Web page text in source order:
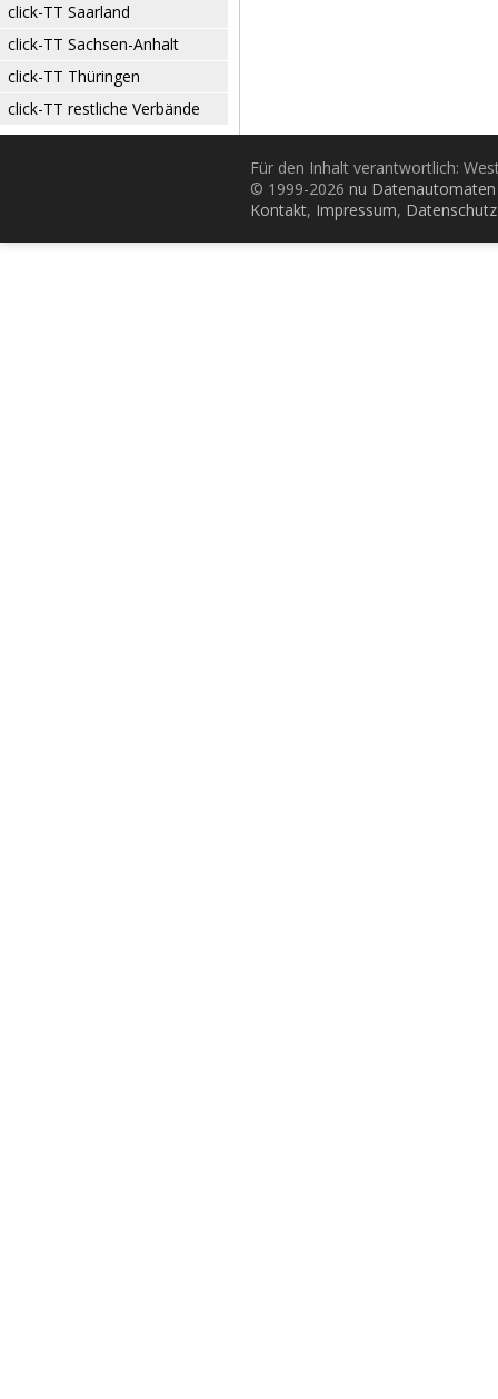
click-TT Saarland
click-TT Sachsen-Anhalt
click-TT Thüringen
click-TT restliche Verbände
Für den Inhalt verantwortlich:
© 1999-2026 nu
Kontakt, Impressum, Datenschutz